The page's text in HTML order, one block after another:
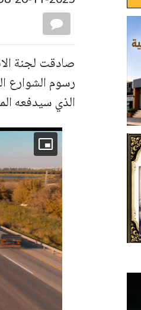
صادقت لجنة
رسوم الشوارع
الذي سيدفعه